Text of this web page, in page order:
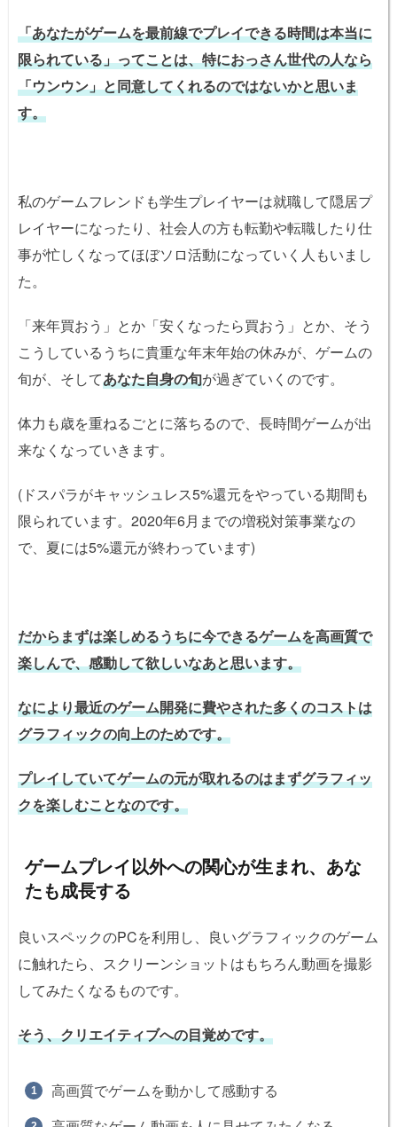
「あなたがゲームを最前線でプレイできる時間は本当に
限られている」ってことは、特におっさん世代の人なら
「ウンウン」と同意してくれるのではないかと思いま
す。
私のゲームフレンドも学生プレイヤーは就職して隠居プ
レイヤーになったり、社会人の方も転勤や転職したり仕
事が忙しくなってほぼソロ活動になっていく人もいまし
た。
「来年買おう」とか「安くなったら買おう」とか、そう
こうしているうちに貴重な年末年始の休みが、ゲームの
旬が、そしてあなた自身の旬が過ぎていくのです。
体力も歳を重ねるごとに落ちるので、長時間ゲームが出
来なくなっていきます。
(ドスパラがキャッシュレス5%還元をやっている期間も
限られています。2020年6月までの増税対策事業なの
で、夏には5%還元が終わっています)
だからまずは楽しめるうちに今できるゲームを高画質で
楽しんで、感動して欲しいなあと思います。
なにより最近のゲーム開発に費やされた多くのコストは
グラフィックの向上のためです。
プレイしていてゲームの元が取れるのはまずグラフィッ
クを楽しむことなのです。
ゲームプレイ以外への関心が生まれ、あな
たも成長する
良いスペックのPCを利用し、良いグラフィックのゲーム
に触れたら、スクリーンショットはもちろん動画を撮影
してみたくなるものです。
そう、クリエイティブへの目覚めです。
高画質でゲームを動かして感動する